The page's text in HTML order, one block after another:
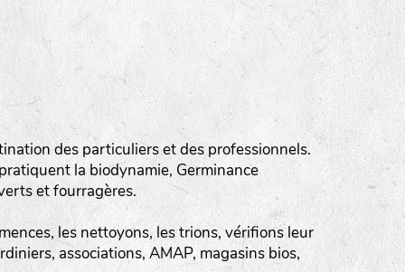
des particuliers et des professionnels.
la biodynamie, Germinance
et fourragères.
les nettoyons, les trions, vérifions leur
associations, AMAP, magasins bios,